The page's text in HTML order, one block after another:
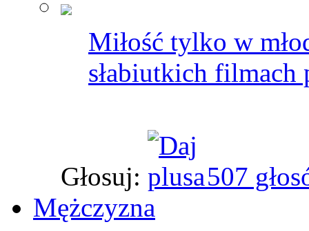
Miłość tylko w
słabiutkich filmach
Głosuj:
507
Mężczyzna